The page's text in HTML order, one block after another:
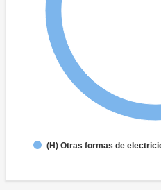
(H) Otras formas de